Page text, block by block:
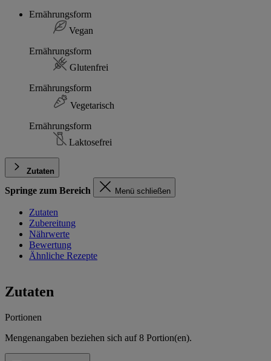
Ernährungsform
Vegan
Ernährungsform
Glutenfrei
Ernährungsform
Vegetarisch
Ernährungsform
Laktosefrei
Zutaten
Springe zum Bereich Menü schließen
Zutaten
Zubereitung
Nährwerte
Bewertung
Ähnliche Rezepte
Zutaten
Portionen
Mengenangaben beziehen sich auf8 Portion(en).